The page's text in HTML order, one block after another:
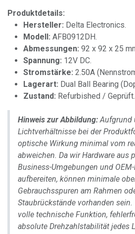
Produktdetails:
Hersteller: Delta Electronics.
Modell: AFB0912DH.
Abmessungen: 92 x 92 x 25
Spannung: 12V DC.
Stromstärke: 2.50A
Lagerart: Dual Ball Bearing
Zustand: Refurbished / Geprüft.
Hinweis zur Abbildung:Aufgrund
Lichtverhältnisse bei der
optische Wirkung minimal vom
abweichen. Da wir Hardware aus
Business-Umgebungen und
aufbereiten, können minimale
Gebrauchsspuren am Rahmen
Staubrückstände vorhanden sein.
volle technische Funktion,
absolute Drehzahlstabilität jedes